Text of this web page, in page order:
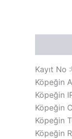
Kayıt No
Köpeğin
Köpeğin
Köpeğin
Köpeğin
Köpeğin